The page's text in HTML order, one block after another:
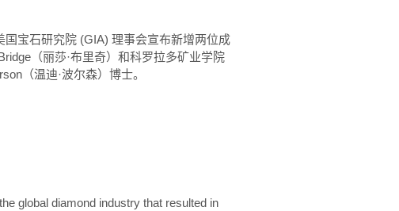
宝石研究院 (GIA) 理事会宣布新增两位成
（丽莎·布里奇）和科罗拉多矿业学院
（温迪·波尔森）博士。
global diamond industry that resulted in